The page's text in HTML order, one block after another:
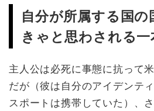
自分が所属する国
きゃと思わされる一
主人公は必死に事態に抗って
だが（彼は自分のアイデンテ
スポートは携帯していた）、